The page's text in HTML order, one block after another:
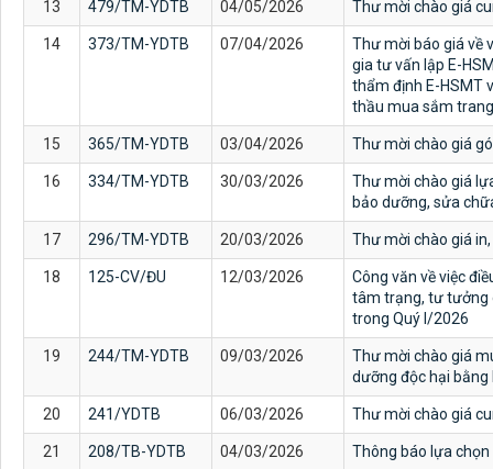
13 479/TM-YDTB 04/05/2026 Thư mời chào giá
14 373/TM-YDTB 07/04/2026
Thư mời báo giá về
gia tư vấn lập E-
thẩm định E-HSMT
thầu mua sắm
15 365/TM-YDTB 03/04/2026 Thư mời chào giá
16 334/TM-YDTB 30/03/2026
Thư mời chào giá
bảo dưỡng, sửa
17 296/TM-YDTB 20/03/2026 Thư mời chào giá
18 125-CV/ĐU 12/03/2026
Công văn về việc
tâm trạng, tư tưởng
trong Quý I/2026
19 244/TM-YDTB 09/03/2026
Thư mời chào giá
dưỡng độc hại bằng
20 241/YDTB 06/03/2026 Thư mời chào giá
21 208/TB-YDTB 04/03/2026 Thông báo lựa